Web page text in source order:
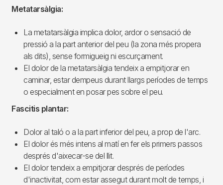
Metatarsàlgia:
La metatarsàlgia implica dolor, ardor o sensació de
pressió a la part anterior del peu (la zona més propera
als dits), sense formigueig ni escurçament.
El dolor de la metatarsàlgia tendeix a empitjorar en
caminar, estar dempeus durant llargs períodes de temps
o especialment en posar pes sobre el peu.
Fascitis plantar:
Dolor al taló o a la part inferior del peu, a prop de l'arc.
El dolor és més intens al matí en fer els primers passos
després d'aixecar-se del llit.
El dolor tendeix a empitjorar després de períodes
d'inactivitat, com estar assegut durant molt de temps, i